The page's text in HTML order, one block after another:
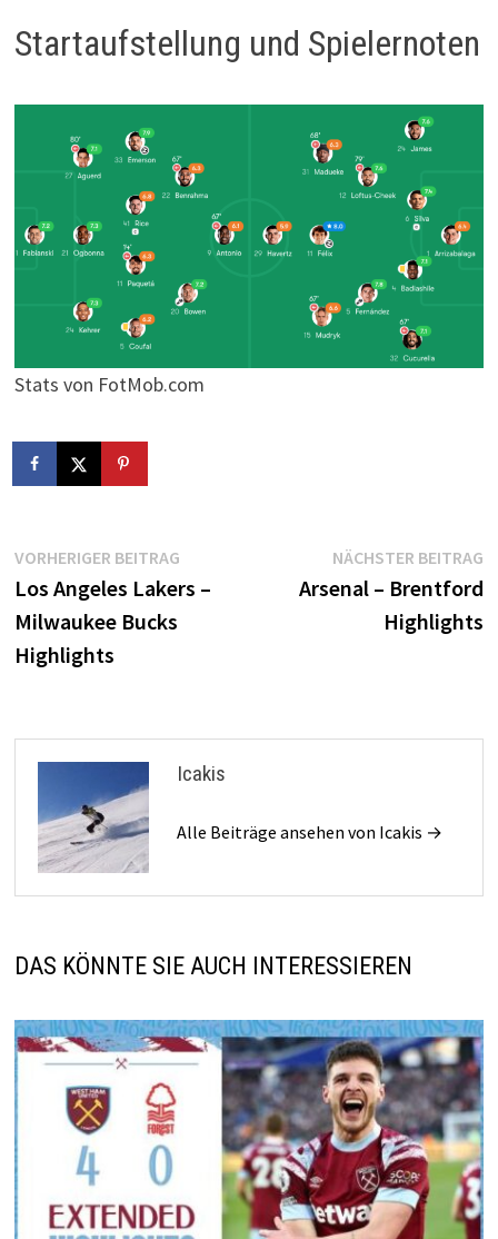
Startaufstellung und Spielernoten
Stats von FotMob.com
Beitragsnavigation
VORHERIGER BEITRAGVorheriger
Beitrag:
Los Angeles Lakers –
Milwaukee Bucks
Highlights
NÄCHSTER BEITRAG
Arsenal – Brentford
Highlights
Icakis
Alle Beiträge ansehen von Icakis →
DAS KÖNNTE SIE AUCH INTERESSIEREN